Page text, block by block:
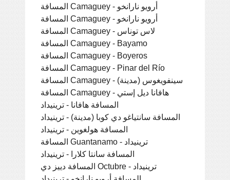
المسافة Camaguey - أرويو نارانخو
المسافة Camaguey - أرويو نارانخو
المسافة Camaguey - لاس توناس
المسافة Camaguey - Bayamo
المسافة Camaguey - Boyeros
المسافة Camaguey - Pinar del Río
المسافة Camaguey - سينفويغوس (مدينة)
المسافة Camaguey - هافانا ديل إستي
المسافة هافانا - ترينيداد
المسافة سانتياغو دي كوبا (مدينة) - ترينيداد
المسافة هولغوين - ترينيداد
المسافة Guantanamo - ترينيداد
المسافة سانتا كلارا - ترينيداد
المسافة دييز دي Octubre - ترينيداد